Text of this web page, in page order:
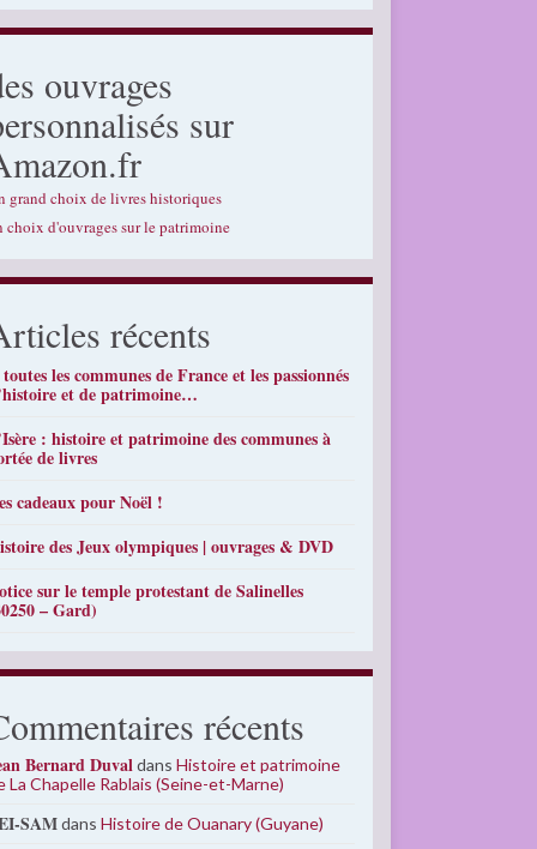
ouvrages
sur
grand choix de livres historiques
choix d'ouvrages sur le patrimoine
récents
les communes de France et les passionnés
et de patrimoine…
: histoire et patrimoine des communes à
de livres
cadeaux pour Noël !
des Jeux olympiques | ouvrages & DVD
sur le temple protestant de Salinelles
– Gard)
récents
Bernard DuvaldansHistoire et patrimoine
La Chapelle Rablais (Seine-et-Marne)
SAMdansHistoire de Ouanary (Guyane)